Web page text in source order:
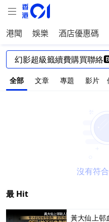
港聞 娛樂 酒店優惠碼